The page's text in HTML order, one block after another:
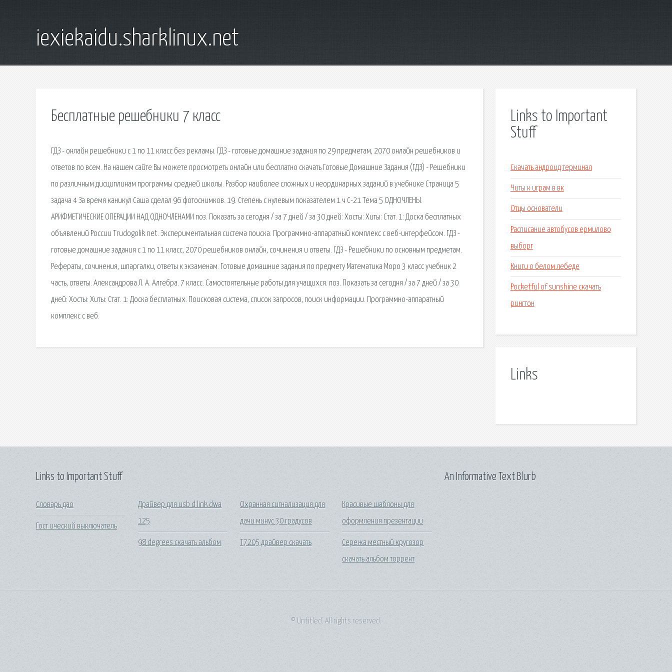
iexiekaidu.sharklinux.net
Бесплатные решебники 7 класс
ГДЗ - онлайн решебники с 1 по 11 класс без рекламы. ГДЗ - готовые домашние задания по 29 предметам, 2070 онлайн решебников и
ответов по всем. На нашем сайте Вы можете просмотреть онлайн или бесплатно скачать Готовые Домашние Задания (ГДЗ) - Решебники
по различным дисциплинам программы средней школы. Разбор наиболее сложных и неординарных заданий в учебнике Страница 5
задача 4 За время каникул Саша сделал 96 фотоснимков. 19. Степень с нулевым показателем 1 ч С-21 Тема 5 ОДНОЧЛЕНЫ.
АРИФМЕТИЧЕСКИЕ ОПЕРАЦИИ НАД ОДНОЧЛЕНАМИ поз. Показать за сегодня / за 7 дней / за 30 дней: Хосты: Хиты: Стат. 1: Доска бесплатных
объявлений России Trudogolik.net. Экспериментальная система поиска. Программно-аппаратный комплекс с веб-интерфейсом. ГДЗ -
готовые домашние задания с 1 по 11 класс, 2070 решебников онлайн, сочинения и ответы. ГДЗ - Решебники по основным предметам.
Рефераты, сочинения, шпаргалки, ответы к экзаменам. Готовые домашние задания по предмету Математика Моро 3 класс учебник 2
часть, ответы. Александрова Л. А. Алгебра. 7 класс. Самостоятельные работы для учащихся. поз. Показать за сегодня / за 7 дней / за 30
дней: Хосты: Хиты: Стат. 1: Доска бесплатных. Поисковая сиcтема, список запросов, поиск информации. Программно-аппаратный
комплекс с веб.
Links to Important
Stuff
Скачать андроид терминал
Читы к играм в вк
Отцы основатели
Расписание автобусов ермилово
выборг
Книги о белом лебеде
Pocketful of sunshine скачать
рингтон
Links
Links to Important Stuff
Словарь дао
Гост ический выключатель
Драйвер для usb d link dwa
125
98 degrees скачать альбом
Охранная сигнализация для
дачи минус 30 градусов
Т7205 драйвер скачать
Красивые шаблоны для
оформления презентации
Сережа местный кругозор
скачать альбом торрент
An Informative Text Blurb
© Untitled. All rights reserved.